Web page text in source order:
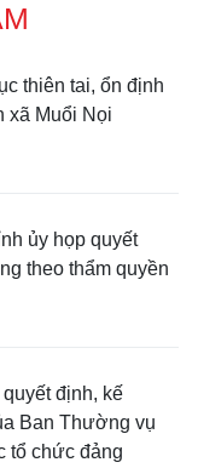
thiên tai, ổn định
xã Muổi Nọi
ủy họp quyết
theo thẩm quyền
định, kế
Ban Thường vụ
tổ chức đảng